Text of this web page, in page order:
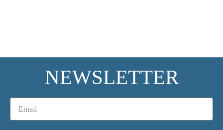
NEWSLETTER